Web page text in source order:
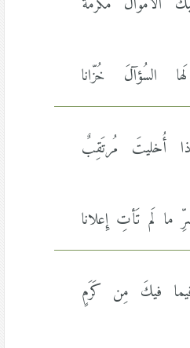
السُؤآلَ خُزّانا
أُخليتَ مُرتَقِبٌ
ما لَم تَأتِ إِعلانا
فيكَ مِن كَرَمٍ